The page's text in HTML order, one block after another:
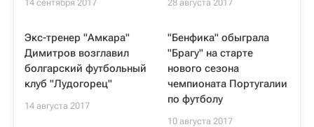
14 сентября 2017 28 августа 2017
Экс-тренер "Амкара"
Димитров возглавил
болгарский футбольный
клуб "Лудогорец"
14 августа 2017
"Бенфика" обыграла
"Брагу" на старте
нового сезона
чемпионата Португалии
по футболу
10 августа 2017